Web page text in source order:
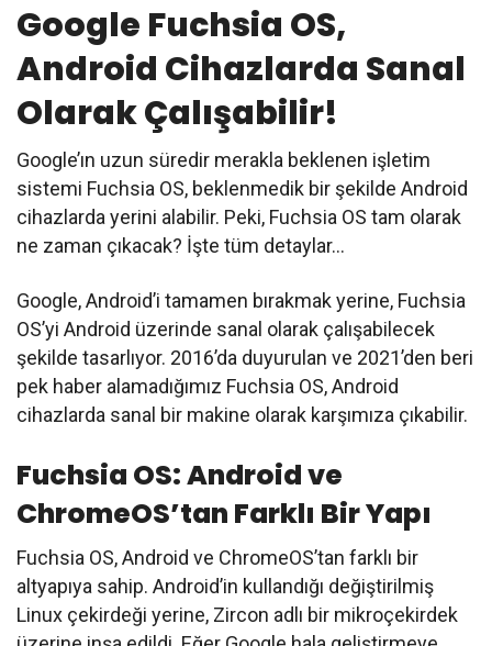
Google Fuchsia OS,
Android Cihazlarda Sanal
Olarak Çalışabilir!
Google’ın uzun süredir merakla beklenen işletim
sistemi Fuchsia OS, beklenmedik bir şekilde Android
cihazlarda yerini alabilir. Peki, Fuchsia OS tam olarak
ne zaman çıkacak? İşte tüm detaylar…
Google, Android’i tamamen bırakmak yerine, Fuchsia
OS’yi Android üzerinde sanal olarak çalışabilecek
şekilde tasarlıyor. 2016’da duyurulan ve 2021’den beri
pek haber alamadığımız Fuchsia OS, Android
cihazlarda sanal bir makine olarak karşımıza çıkabilir.
Fuchsia OS: Android ve
ChromeOS’tan Farklı Bir Yapı
Fuchsia OS, Android ve ChromeOS’tan farklı bir
altyapıya sahip. Android’in kullandığı değiştirilmiş
Linux çekirdeği yerine, Zircon adlı bir mikroçekirdek